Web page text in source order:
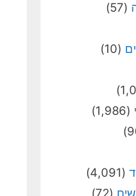
(57)
(10)
(1,986)
(4,091)